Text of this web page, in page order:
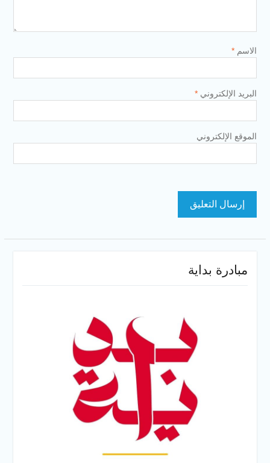
الاسم *
البريد الإلكتروني *
الموقع الإلكتروني
مبادرة بداية